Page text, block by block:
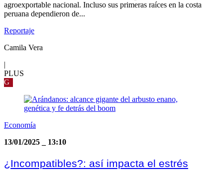
agroexportable nacional. Incluso sus primeras raíces en la costa
peruana dependieron de...
Reportaje
Camila Vera
|
PLUS
G
Economía
13/01/2025
13:10
¿Incompatibles?: así impacta el estrés